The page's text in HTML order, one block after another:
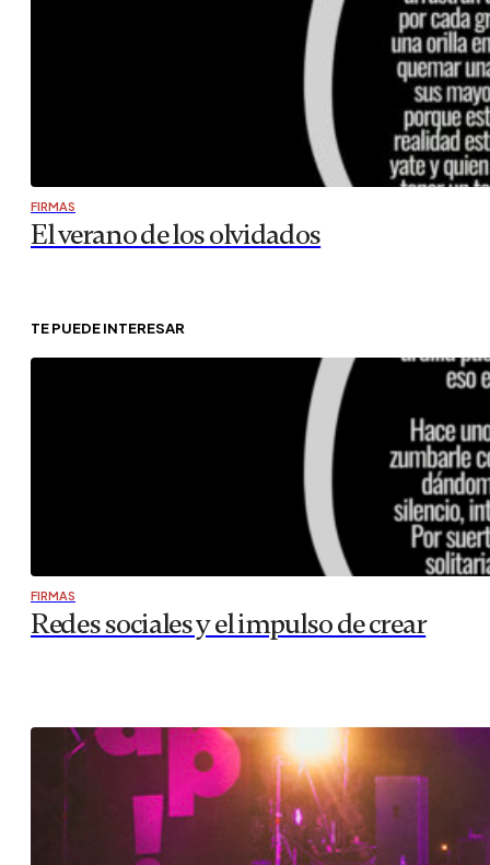
FIRMAS
El verano de los olvidados
TE PUEDE INTERESAR
FIRMAS
Redes sociales y el impulso de crear